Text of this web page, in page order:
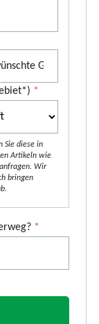
*
Sie diese in
Artikeln wie
Wir
bringen
*